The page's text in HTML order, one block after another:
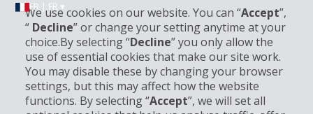
We use cookies on our website. You can “Accept”,
“ Decline” or change your setting anytime at your
choice.By selecting “Decline” you only allow the
use of essential cookies that make our site work.
You may disable these by changing your browser
settings, but this may affect how the website
functions. By selecting “Accept”, we will set all
FR | FR ▾
Informations sur l'entreprise
Entreprise